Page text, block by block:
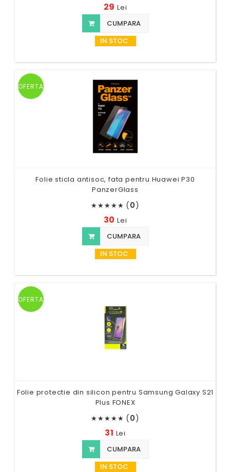
29 Lei
CUMPARA
IN STOC
OFERTA
Folie sticla antisoc, fata pentru Huawei P30
PanzerGlass
★★★★★ (0)
30 Lei
CUMPARA
IN STOC
OFERTA
Folie protectie din silicon pentru Samsung Galaxy S21
Plus FONEX
★★★★★ (0)
31 Lei
CUMPARA
IN STOC